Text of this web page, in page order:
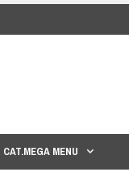
CAT.MEGA MENU